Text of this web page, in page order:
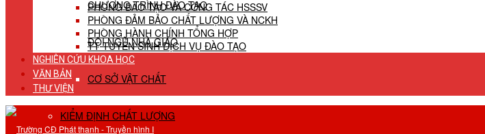
CHƯƠNG TRÌNH ĐÀO TẠO
ĐỘI NGŨ NHÀ GIÁO
CƠ SỞ VẬT CHẤT
KIỂM ĐỊNH CHẤT LƯỢNG
PHÒNG ĐÀO TẠO VÀ CÔNG TÁC HSSSV
PHÒNG ĐẢM BẢO CHẤT LƯỢNG VÀ NCKH
PHÒNG HÀNH CHÍNH TỔNG HỢP
TT TUYỂN SINH DỊCH VỤ ĐÀO TẠO
NGHIÊN CỨU KHOA HỌC
VĂN BẢN
THƯ VIỆN